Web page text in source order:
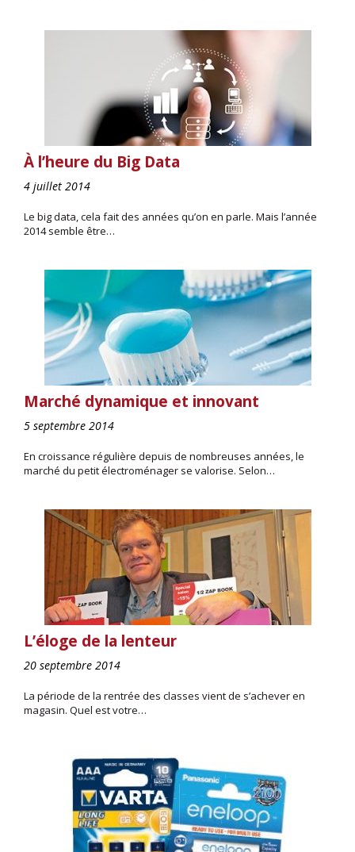
À l’heure du Big Data
4 juillet 2014
Le big data, cela fait des années qu’on en parle. Mais l’année
2014 semble être…
Marché dynamique et innovant
5 septembre 2014
En croissance régulière depuis de nombreuses années, le
marché du petit électroménager se valorise. Selon…
L’éloge de la lenteur
20 septembre 2014
La période de la rentrée des classes vient de s’achever en
magasin. Quel est votre…